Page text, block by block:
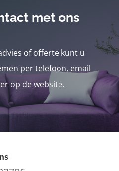
met ons
of offerte kunt u
per telefoon, email
op de website.